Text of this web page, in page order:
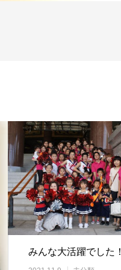
みんな大活躍でした！